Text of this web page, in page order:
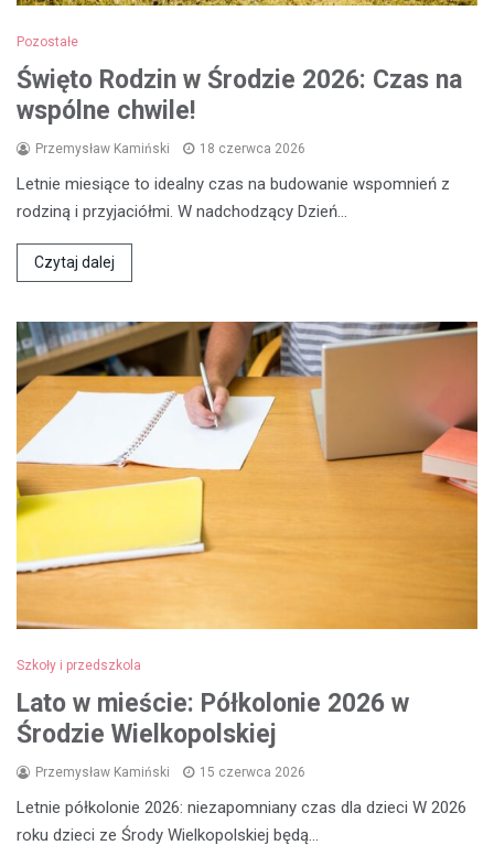
Pozostałe
Święto Rodzin w Środzie 2026: Czas na
wspólne chwile!
Przemysław Kamiński 18 czerwca 2026
Letnie miesiące to idealny czas na budowanie wspomnień z
rodziną i przyjaciółmi. W nadchodzący Dzień…
Czytaj dalej
Szkoły i przedszkola
Lato w mieście: Półkolonie 2026 w
Środzie Wielkopolskiej
Przemysław Kamiński 15 czerwca 2026
Letnie półkolonie 2026: niezapomniany czas dla dzieci W 2026
roku dzieci ze Środy Wielkopolskiej będą…